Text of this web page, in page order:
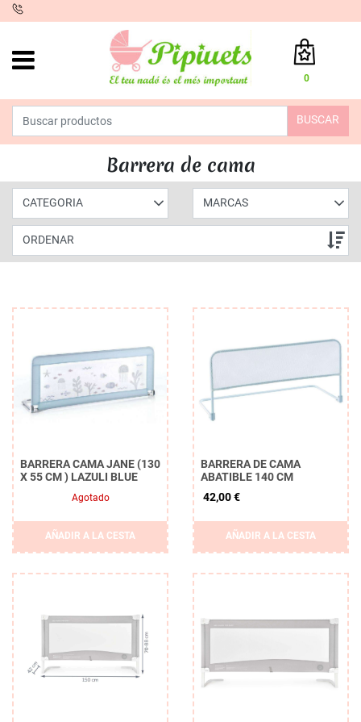
0
Total:
0,00 €
VER CESTA
BUSCAR
Barrera de cama
CATEGORIA
Borrar
APLICAR
MARCAS
ORDENAR
BARRERA CAMA JANE (130
X 55 CM ) LAZULI BLUE
Agotado
AÑADIR A LA CESTA
BARRERA DE CAMA
ABATIBLE 140 CM
42,00 €
AÑADIR A LA CESTA